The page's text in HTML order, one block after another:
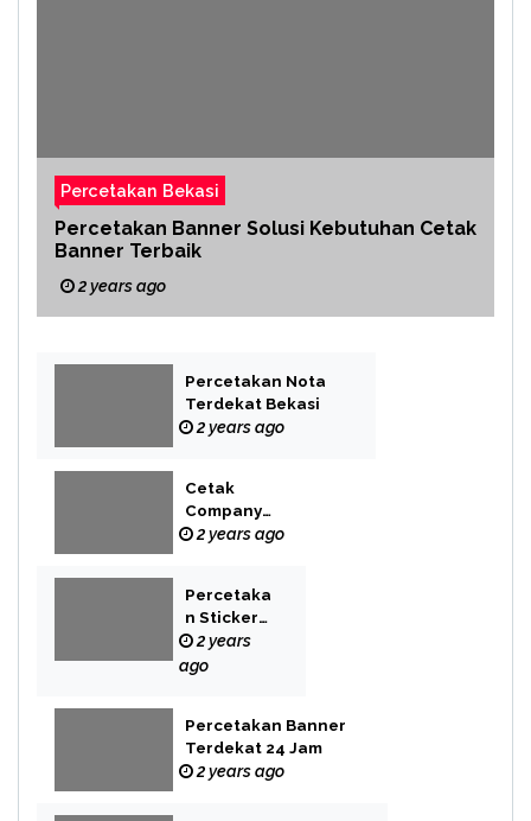
Percetakan Bekasi
Percetakan Banner Solusi Kebutuhan Cetak
Banner Terbaik
2 years ago
Percetakan Nota
Terdekat Bekasi
2 years ago
Cetak
Company
Profile Bekasi
2 years ago
Percetaka
n Sticker
Label
2 years
ago
Percetakan Banner
Terdekat 24 Jam
2 years ago